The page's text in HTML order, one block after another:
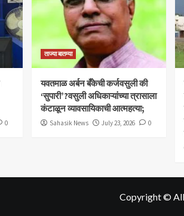
0
ताज्या बातम्या
​यवतमाळ अर्बन बँकेची कर्जवसुली की
‘सुपारी’?वसुली अधिकाऱ्यांच्या त्रासाला
कंटाळून व्यावसायिकाची आत्महत्या;
Sahasik News July 23, 2026 0
Copyright © All